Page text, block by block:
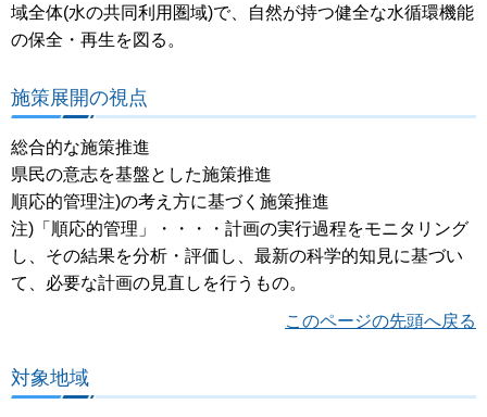
域全体(水の共同利用圏域)で、自然が持つ健全な水循環機能
の保全・再生を図る。
施策展開の視点
総合的な施策推進
県民の意志を基盤とした施策推進
順応的管理注)の考え方に基づく施策推進
注)「順応的管理」・・・・計画の実行過程をモニタリング
し、その結果を分析・評価し、最新の科学的知見に基づい
て、必要な計画の見直しを行うもの。
このページの先頭へ戻る
対象地域